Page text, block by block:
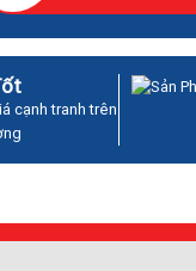
cạnh tranh trên